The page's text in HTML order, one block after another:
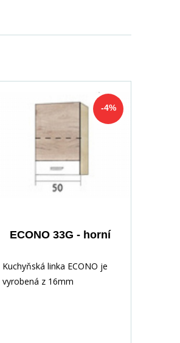
-4%
ECONO 33G - horní
Kuchyňská linka ECONO je
vyrobená z 16mm